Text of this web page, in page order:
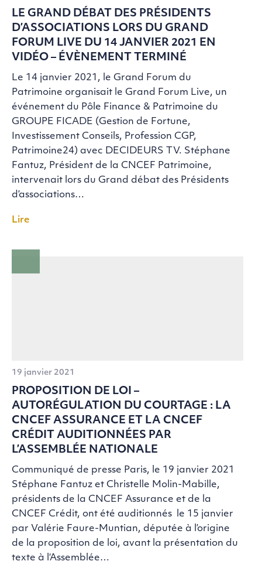
LE GRAND DÉBAT DES PRÉSIDENTS
D’ASSOCIATIONS LORS DU GRAND
FORUM LIVE DU 14 JANVIER 2021 EN
VIDÉO – ÉVÈNEMENT TERMINÉ
Le 14 janvier 2021, le Grand Forum du
Patrimoine organisait le Grand Forum Live, un
événement du Pôle Finance & Patrimoine du
GROUPE FICADE (Gestion de Fortune,
Investissement Conseils, Profession CGP,
Patrimoine24) avec DECIDEURS TV. Stéphane
Fantuz, Président de la CNCEF Patrimoine,
intervenait lors du Grand débat des Présidents
d’associations…
Lire
19 janvier 2021
PROPOSITION DE LOI –
AUTORÉGULATION DU COURTAGE : LA
CNCEF ASSURANCE ET LA CNCEF
CRÉDIT AUDITIONNÉES PAR
L’ASSEMBLÉE NATIONALE
Communiqué de presse Paris, le 19 janvier 2021
Stéphane Fantuz et Christelle Molin-Mabille,
présidents de la CNCEF Assurance et de la
CNCEF Crédit, ont été auditionnés le 15 janvier
par Valérie Faure-Muntian, députée à l’origine
de la proposition de loi, avant la présentation du
texte à l‘Assemblée…